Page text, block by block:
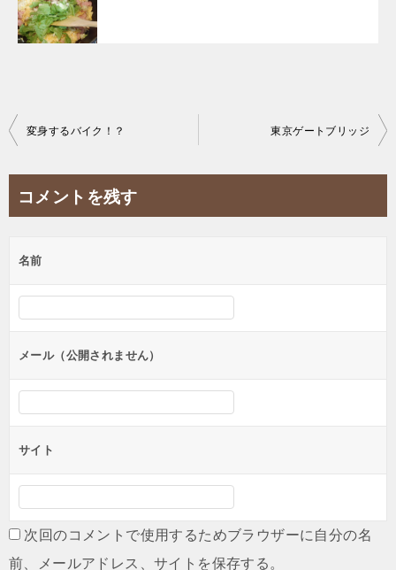
投
ビ
ー
シ
ョ
ン
変身するバイク！？ 東京ゲートブリッジ
コメントを残す
名前
メール（公開されません）
サイト
次回のコメントで使用するためブラウザーに自分の名
前、メールアドレス、サイトを保存する。